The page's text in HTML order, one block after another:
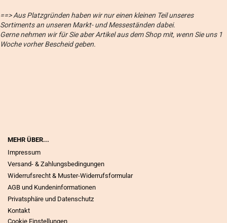
==> Aus Platzgründen haben wir nur einen kleinen Teil unseres
Sortiments an unseren Markt- und Messeständen dabei.
Gerne nehmen wir für Sie aber Artikel aus dem Shop mit, wenn Sie uns 1
Woche vorher Bescheid geben.
MEHR ÜBER...
Impressum
Versand- & Zahlungsbedingungen
Widerrufsrecht & Muster-Widerrufsformular
AGB und Kundeninformationen
Privatsphäre und Datenschutz
Kontakt
Cookie Einstellungen